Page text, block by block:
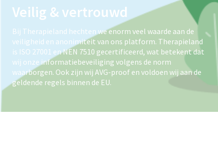
Veilig & vertrouwd
Bij Therapieland hechten we enorm veel waarde aan de
veiligheid en anonimiteit van ons platform. Therapieland
is ISO 27001 en NEN 7510 gecertificeerd, wat betekent dat
wij onze informatiebeveiliging volgens de norm
waarborgen. Ook zijn wij AVG-proof en voldoen wij aan de
geldende regels binnen de EU.